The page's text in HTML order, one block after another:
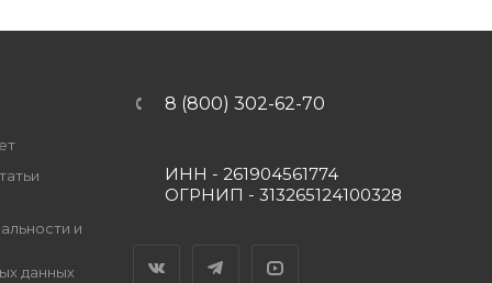
и
данных
8 (800) 302-62-70
ИНН - 261904561774
ОГРНИП - 313265124100328